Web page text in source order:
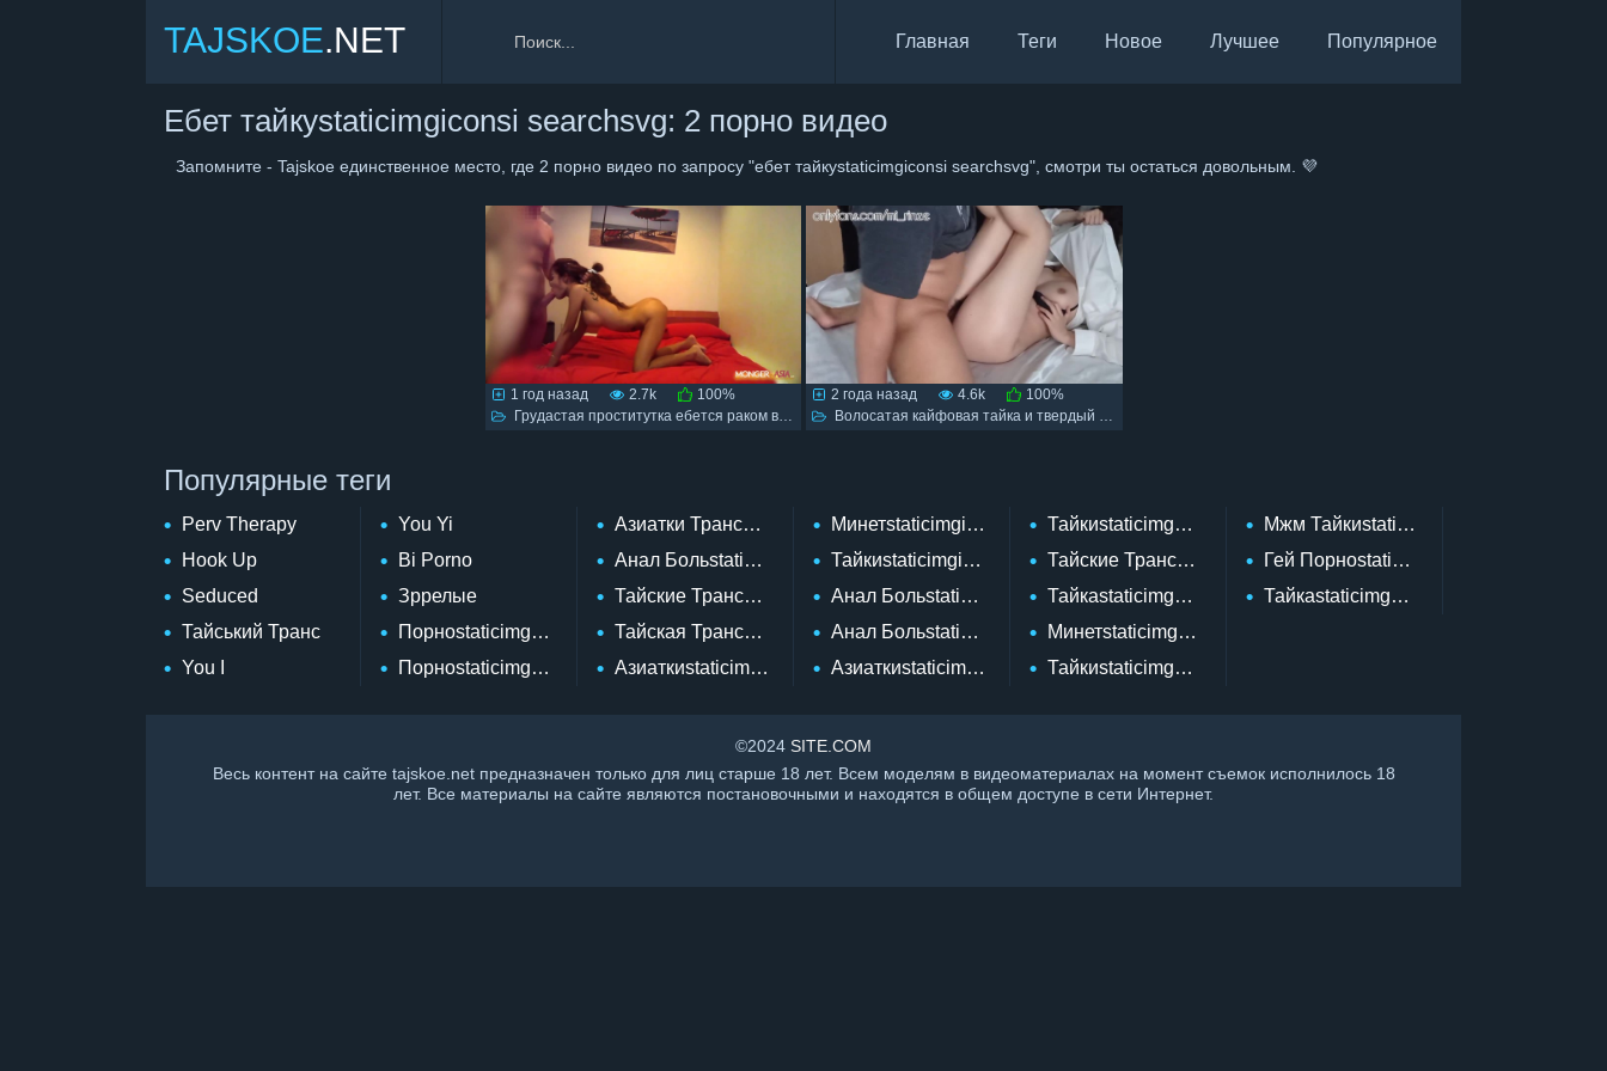
TAJSKOE.NET Главная Теги Новое Лучшее Популярное
Ебет тайкуstaticimgiconsi searchsvg: 2 порно видео
Запомните - Tajskoe единственное место, где 2 порно видео по запросу "ебет тайкуstaticimgiconsi searchsvg", смотри ты остаться довольным. 💜
1 год назад 2.7k
100%
Грудастая проститутка ебется раком в тайском порно
2 года назад 4.6k
100%
Волосатая кайфовая тайка и твердый член
Популярные теги
Perv Therapy
Hook Up
Seduced
Тайський Транс
You I
You Yi
Bi Porno
Зррелые
Порноstaticimgstaticimgiconsi Like Hoversvg
Порноstaticimgstaticimgiconsi Dislike Hoversvg
Азиатки Трансstaticimgiconsi Searchsvg
Анал Больstaticimgstaticimgiconsi Dislike Hoversvg
Тайские Трансыstaticimgiconsi Searchsvg
Тайская Трансstaticimgiconsi Searchsvg
Азиаткиstaticimgstaticimgiconsi Likesvg
Минетstaticimgiconsi Searchsvg
Тайкиstaticimgiconsi Searchsvg
Анал Больstaticimgstaticimgiconsi Like Hoversvg
Анал Больstaticimgstaticimgiconsi Dislikesvg
Азиаткиstaticimgstaticimgiconsi Dislikesvg
Тайкиstaticimgstaticimgiconsi Like Hoversvg
Тайские Трансыstaticimgstaticimgiconsi Searchsvg
Тайкаstaticimgstaticimgiconsi Dislikesvg
Минетstaticimgstaticimgiconsi Likesvg
Тайкиstaticimgstaticimgiconsi Dislikesvg
Мжм Тайкиstaticimgstaticimgiconsi
Гей Порноstaticimgstaticimgiconsi
Тайкаstaticimgstaticimgiconsi Dislike
©2024 SITE.COM
Весь контент на сайте tajskoe.net предназначен только для лиц старше 18 лет. Всем моделям в видеоматериалах на момент съемок исполнилось 18
лет. Все материалы на сайте являются постановочными и находятся в общем доступе в сети Интернет.